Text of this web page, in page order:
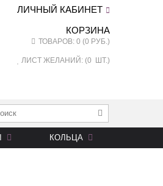
ЛИЧНЫЙ КАБИНЕТ
КОРЗИНА
ТОВАРОВ: 0 (0 РУБ.)
ЛИСТ ЖЕЛАНИЙ: (0 ШТ.)
КОЛЬЦА